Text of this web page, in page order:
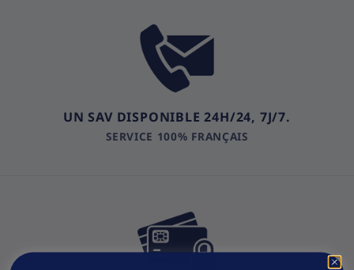
UN SAV DISPONIBLE 24H/24, 7J/7.
SERVICE 100% FRANÇAIS